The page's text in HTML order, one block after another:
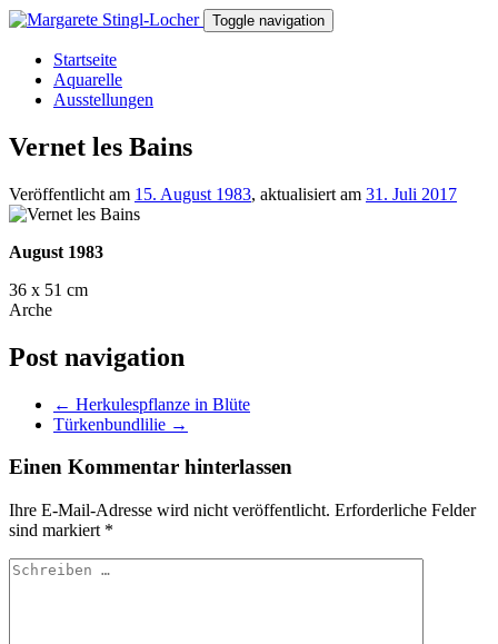
Toggle navigation
Startseite
Aquarelle
Ausstellungen
Vernet les Bains
Veröffentlicht am 15. August 1983, aktualisiert am 31. Juli 2017
August 1983
36 x 51 cm
Arche
Post navigation
← Herkulespflanze in Blüte
Türkenbundlilie →
Einen Kommentar hinterlassen
Ihre E-Mail-Adresse wird nicht veröffentlicht. Erforderliche Felder
sind markiert *